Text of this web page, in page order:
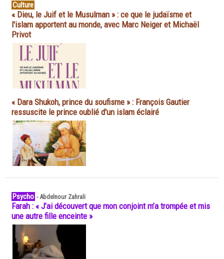
Culture
« Dieu, le Juif et le Musulman » : ce que le judaïsme et
l'islam apportent au monde, avec Marc Neiger et Michaël
Privot
« Dara Shukoh, prince du soufisme » : François Gautier
ressuscite le prince oublié d'un islam éclairé
Psycho -Abdelnour Zahrali
Farah : « J’ai découvert que mon conjoint m’a trompée et mis
une autre fille enceinte »